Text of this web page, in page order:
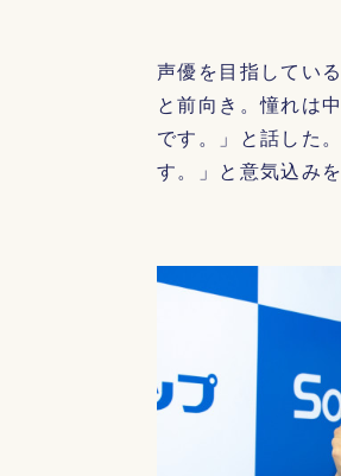
声優を目指してい
と前向き。憧れは
です。」と話した
す。」と意気込み